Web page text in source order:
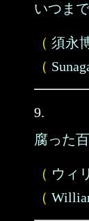
いつま
（ 須永
（
9.
腐った
（ ウィ
（